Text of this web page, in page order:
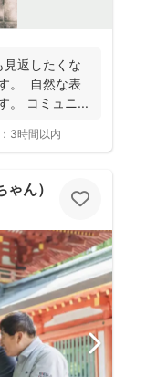
返したくな
。 自然な表
。 コミュニ...
3時間以内
ん）